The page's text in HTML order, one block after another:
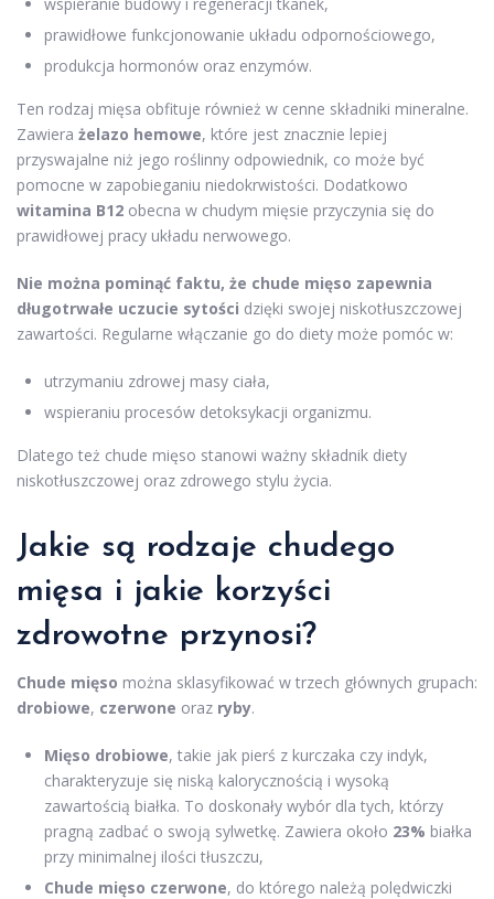
prawidłowe funkcjonowanie układu odpornościowego,
produkcja hormonów oraz enzymów.
Ten rodzaj mięsa obfituje również w cenne składniki mineralne.
Zawiera żelazo hemowe, które jest znacznie lepiej
przyswajalne niż jego roślinny odpowiednik, co może być
pomocne w zapobieganiu niedokrwistości. Dodatkowo
witamina B12 obecna w chudym mięsie przyczynia się do
prawidłowej pracy układu nerwowego.
Nie można pominąć faktu, że chude mięso zapewnia
długotrwałe uczucie sytości dzięki swojej niskotłuszczowej
zawartości. Regularne włączanie go do diety może pomóc w:
utrzymaniu zdrowej masy ciała,
wspieraniu procesów detoksykacji organizmu.
Dlatego też chude mięso stanowi ważny składnik diety
niskotłuszczowej oraz zdrowego stylu życia.
Jakie są rodzaje chudego
mięsa i jakie korzyści
zdrowotne przynosi?
Chude mięso można sklasyfikować w trzech głównych grupach:
drobiowe, czerwone oraz ryby.
Mięso drobiowe, takie jak pierś z kurczaka czy indyk,
charakteryzuje się niską kalorycznością i wysoką
zawartością białka. To doskonały wybór dla tych, którzy
pragną zadbać o swoją sylwetkę. Zawiera około 23% białka
przy minimalnej ilości tłuszczu,
Chude mięso czerwone, do którego należą polędwiczki